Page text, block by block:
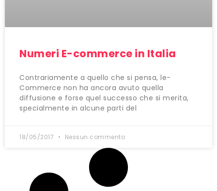
Numeri E-commerce in Italia
Contrariamente a quello che si pensa, le-
Commerce non ha ancora avuto quella
diffusione e forse quel successo che si merita,
specialmente in alcune parti del
18/05/2017 Nessun commento